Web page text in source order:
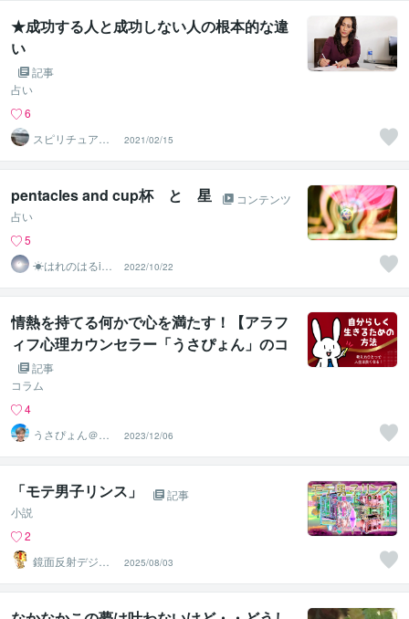
★成功する人と成功しない人の根本的な違
い
記事
占い
6
スピリチュアル
カウンセラー沙
耶美
2021/02/15
pentacles and cup杯 と 星
コンテンツ
占い
5
☀はれのはるiec
∞◉
2022/10/22
情熱を持てる何かで心を満たす！【アラフ
ィフ心理カウンセラー「うさぴょん」のコ
コナラ電話相談】
記事
コラム
4
うさぴょん＠癒
し系アラフィフ
心寄り添い人
2023/12/06
「モテ男子リンス」
記事
小説
2
鏡面反射デジタ
ルアート製作所
（鈴木穣）
2025/08/03